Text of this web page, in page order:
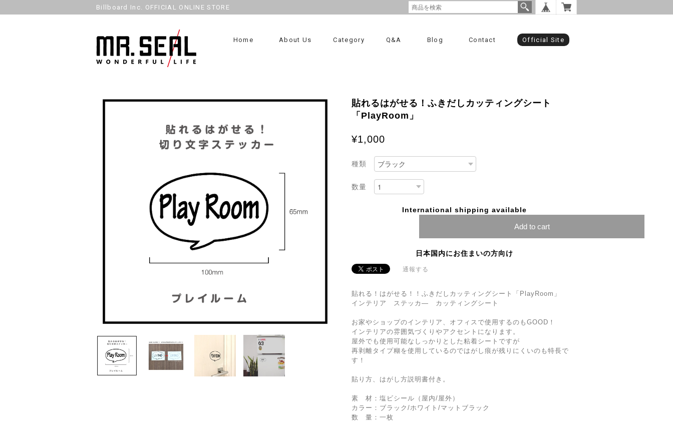
Billboard Inc. OFFICIAL ONLINE STORE
Home About Us Category Q&A Blog Contact Official Site
貼れるはがせる！ふきだしカッティングシート
「PlayRoom」
¥1,000
種類
数量
International shipping available
Add to cart
日本国内にお住まいの方向け
通報する
貼れる！はがせる！！ふきだしカッティングシート「PlayRoom」
インテリア ステッカ― カッティングシート
お家やショップのインテリア、オフィスで使用するのもGOOD！
インテリアの雰囲気づくりやアクセントになります。
屋外でも使用可能なしっかりとした粘着シートですが
再剥離タイプ糊を使用しているのではがし痕が残りにくいのも特長で
す！
貼り方、はがし方説明書付き。
素 材：塩ビシール（屋内/屋外）
カラー：ブラック/ホワイト/マットブラック
数 量：一枚